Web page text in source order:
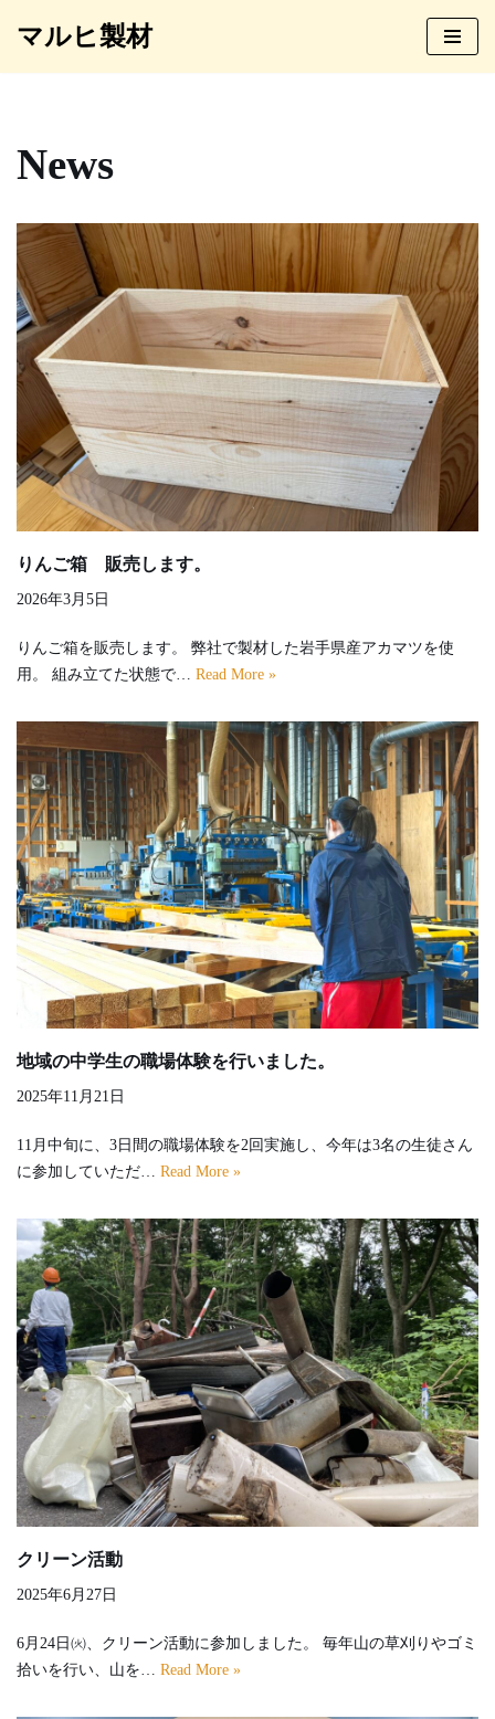
ツ
キ
ッ
プ
マルヒ製材
News
りんご箱 販売します。
2026年3月5日
りんご箱を販売します。 弊社で製材した岩手県産アカマツを使
用。 組み立てた状態で… Read More »
地域の中学生の職場体験を行いました。
2025年11月21日
11月中旬に、3日間の職場体験を2回実施し、今年は3名の生徒さん
に参加していただ… Read More »
クリーン活動
2025年6月27日
6月24日㈫、クリーン活動に参加しました。 毎年山の草刈りやゴミ
拾いを行い、山を… Read More »